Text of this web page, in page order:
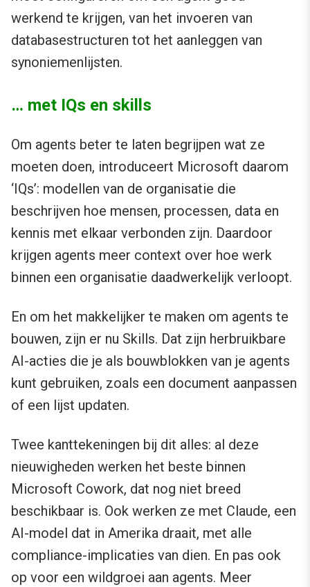
werkend te krijgen, van het invoeren van
databasestructuren tot het aanleggen van
synoniemenlijsten.
… met IQs en skills
Om agents beter te laten begrijpen wat ze
moeten doen, introduceert Microsoft daarom
‘IQs’: modellen van de organisatie die
beschrijven hoe mensen, processen, data en
kennis met elkaar verbonden zijn. Daardoor
krijgen agents meer context over hoe werk
binnen een organisatie daadwerkelijk verloopt.
En om het makkelijker te maken om agents te
bouwen, zijn er nu Skills. Dat zijn herbruikbare
AI-acties die je als bouwblokken van je agents
kunt gebruiken, zoals een document aanpassen
of een lijst updaten.
Twee kanttekeningen bij dit alles: al deze
nieuwigheden werken het beste binnen
Microsoft Cowork, dat nog niet breed
beschikbaar is. Ook werken ze met Claude, een
AI-model dat in Amerika draait, met alle
compliance-implicaties van dien. En pas ook
op voor een wildgroei aan agents. Meer